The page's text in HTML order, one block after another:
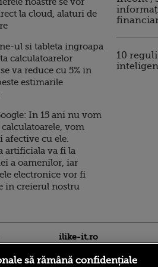
la cloud, alaturi de
ul si tableta ingroapa
calculatoarelor
va reduce cu 5% in
estimarile
In 15 ani nu vom
vom
afective cu ele.
artificiala va fi la
a oamenilor, iar
electronice vor fi
in creierul nostru
10
ilike-it.ro
să rămână confidențiale